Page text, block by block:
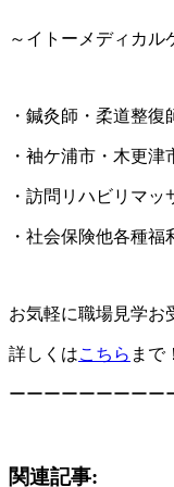
～イトーメディカル
・鍼灸師・柔道整
・袖ケ浦市・木更
・訪問リハビリマッ
・社会保険他各種福
お気軽に職場見学お
詳しくはこちら まで！
ーーーーーーーーー
関連記事: